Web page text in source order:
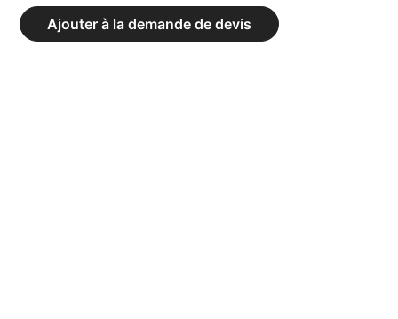
Ajouter à la demande de devis
STUDIOLINE
MADERA